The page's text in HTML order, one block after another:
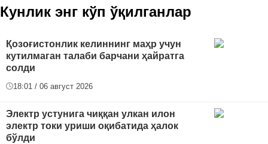
Кунлик энг кўп ўқилганлар
Қозоғистонлик келиннинг маҳр учун
кутилмаган талаби барчани ҳайратга
солди
18:01 / 06 август 2026
Электр устунига чиққан улкан илон
электр токи уриши оқибатида ҳалок
бўлди